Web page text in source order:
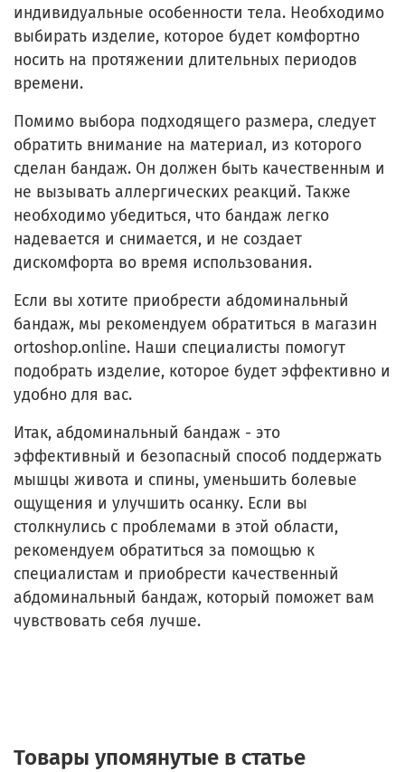
индивидуальные особенности тела. Необходимо
выбирать изделие, которое будет комфортно
носить на протяжении длительных периодов
времени.
Помимо выбора подходящего размера, следует
обратить внимание на материал, из которого
сделан бандаж. Он должен быть качественным и
не вызывать аллергических реакций. Также
необходимо убедиться, что бандаж легко
надевается и снимается, и не создает
дискомфорта во время использования.
Если вы хотите приобрести абдоминальный
бандаж, мы рекомендуем обратиться в магазин
ortoshop.online. Наши специалисты помогут
подобрать изделие, которое будет эффективно и
удобно для вас.
Итак, абдоминальный бандаж - это
эффективный и безопасный способ поддержать
мышцы живота и спины, уменьшить болевые
ощущения и улучшить осанку. Если вы
столкнулись с проблемами в этой области,
рекомендуем обратиться за помощью к
специалистам и приобрести качественный
абдоминальный бандаж, который поможет вам
чувствовать себя лучше.
Товары упомянутые в статье